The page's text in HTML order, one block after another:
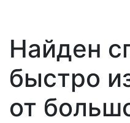
Найден
быстро
от